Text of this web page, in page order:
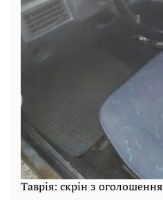
Таврія: скрін з оголошення